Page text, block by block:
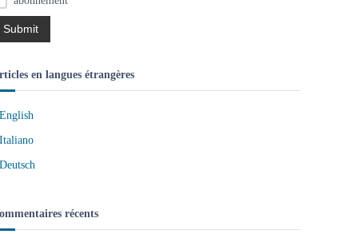
en langues étrangères
English
Italiano
Deutsch
récents